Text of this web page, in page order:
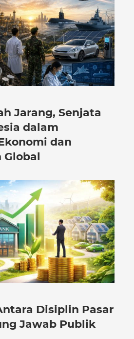
Jarang, Senjata
dalam
dan
Global
Disiplin Pasar
Jawab Publik